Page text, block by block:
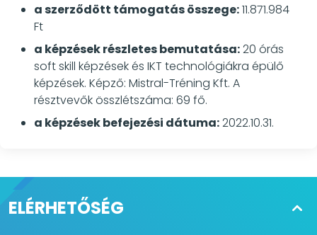
a szerződött támogatás összege:11.871.984
Ft
a képzések részletes bemutatása:20 órás
soft skill képzések és IKT technológiákra épülő
képzések. Képző: Mistral-Tréning Kft. A
résztvevők összlétszáma: 69 fő.
a képzések befejezési dátuma:2022.10.31.
ELÉRHETŐSÉG